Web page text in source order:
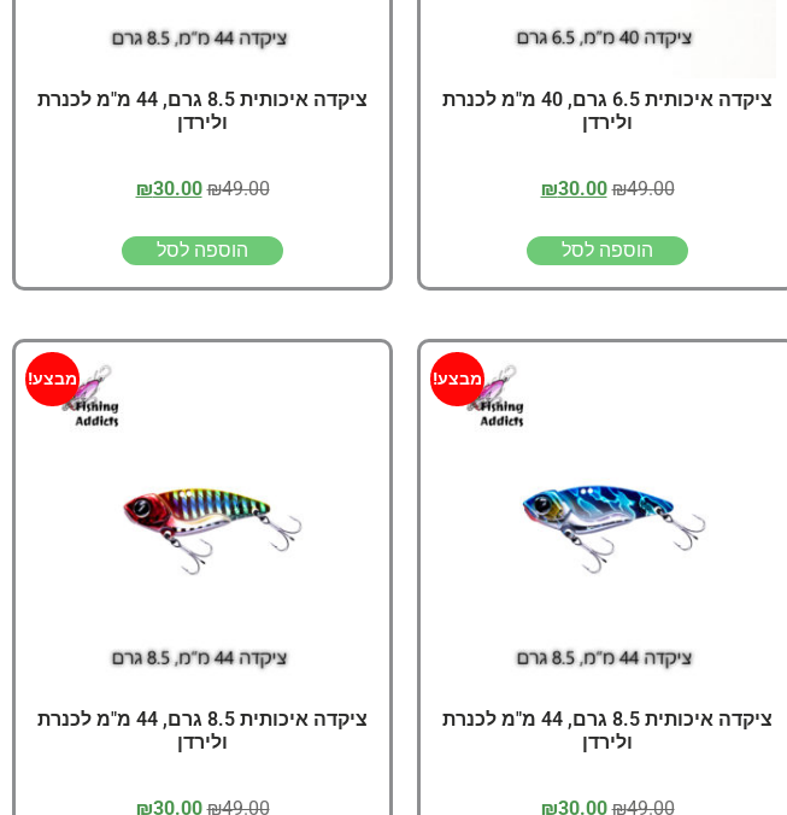
ציקדה איכותית 6.5 גרם, 40 מ"מ לכנרת
ולירדן
₪49.00
₪30.00
הוספה לסל
ציקדה איכותית 8.5 גרם, 44 מ"מ לכנרת
ולירדן
₪49.00
₪30.00
הוספה לסל
מבצע!
ציקדה איכותית 8.5 גרם, 44 מ"מ לכנרת
ולירדן
₪49.00
₪30.00
מבצע!
ציקדה איכותית 8.5 גרם, 44 מ"מ לכנרת
ולירדן
₪49.00
₪30.00